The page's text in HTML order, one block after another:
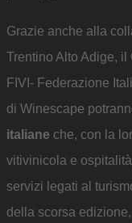
Grazie anche alla
Trentino Alto Adige,
FIVI- Federazione
di Winescape
italiane che, con la
vitivinicola e
servizi legati al
della scorsa